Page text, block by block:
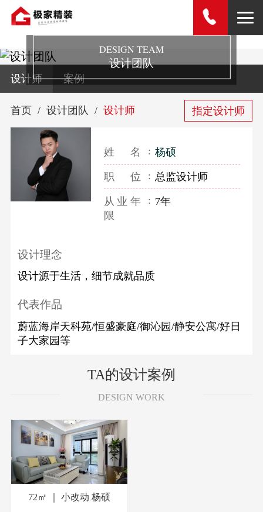
DESIGN TEAM
设计团队
设计师 案例
首页 设计团队 设计师 指定设计师
姓名 杨硕
职位 总监设计师
从业年
限
7年
设计理念
设计源于生活，细节成就品质
代表作品
蔚蓝海岸天科苑/恒盛豪庭/御沁园/静安公寓/好日
子大家园等
TA的设计案例
DESIGN WORK
72㎡ ｜ 小改动 杨硕